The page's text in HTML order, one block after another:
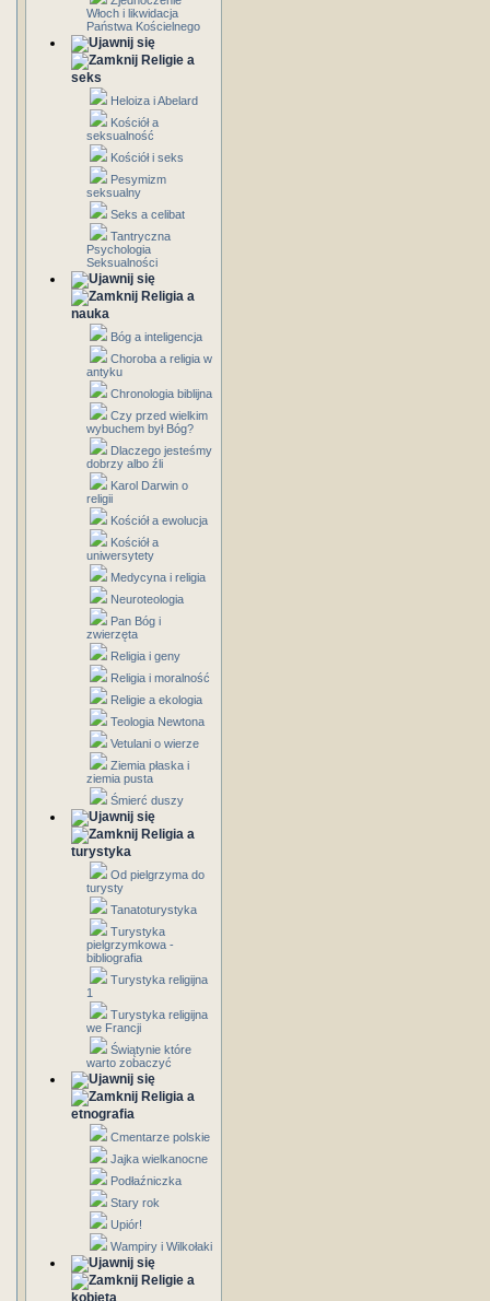
Włoch i likwidacja
Państwa Kościelnego
Religie a
seks
Heloiza i Abelard
Kościół a
seksualność
Kościół i seks
Pesymizm
seksualny
Seks a celibat
Tantryczna
Psychologia
Seksualności
Religia a
nauka
Bóg a inteligencja
Choroba a religia w
antyku
Chronologia biblijna
Czy przed wielkim
wybuchem był Bóg?
Dlaczego jesteśmy
dobrzy albo źli
Karol Darwin o
religii
Kościół a ewolucja
Kościół a
uniwersytety
Medycyna i religia
Neuroteologia
Pan Bóg i
zwierzęta
Religia i geny
Religia i moralność
Religie a ekologia
Teologia Newtona
Vetulani o wierze
Ziemia płaska i
ziemia pusta
Śmierć duszy
Religia a
turystyka
Od pielgrzyma do
turysty
Tanatoturystyka
Turystyka
pielgrzymkowa -
bibliografia
Turystyka religijna
1
Turystyka religijna
we Francji
Świątynie które
warto zobaczyć
Religia a
etnografia
Cmentarze polskie
Jajka wielkanocne
Podłaźniczka
Stary rok
Upiór!
Wampiry i Wilkołaki
Religie a
kobieta